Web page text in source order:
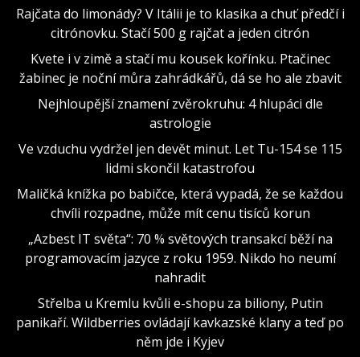
Rajčata do limonády? V Itálii je to klasika a chuť předčí i
citrónovku. Stačí 500 g rajčat a jeden citrón
Kvete i v zimě a stačí mu kousek kořínku. Ptačinec
žabinec je noční můra zahrádkářů, dá se ho ale zbavit
Nejhloupější znamení zvěrokruhu: 4 hlupáci dle
astrologie
Ve vzduchu vydržel jen devět minut. Let Tu-154 se 115
lidmi skončil katastrofou
Maličká knížka po babičce, která vypadá, že se každou
chvíli rozpadne, může mít cenu tisíců korun
„Azbest IT světa“: 70 % světových transakcí běží na
programovacím jazyce z roku 1959. Nikdo ho neumí
nahradit
Střelba u Kremlu kvůli e-shopu za biliony, Putin
panikaří. Wildberries ovládají kavkazské klany a teď po
něm jde i Kyjev